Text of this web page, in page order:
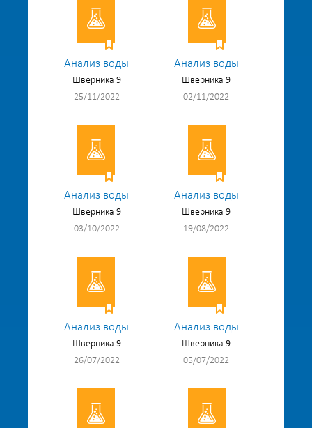
Анализ воды
Шверника 9
25/11/2022
Анализ воды
Шверника 9
02/11/2022
Анализ воды
Шверника 9
03/10/2022
Анализ воды
Шверника 9
19/08/2022
Анализ воды
Шверника 9
26/07/2022
Анализ воды
Шверника 9
05/07/2022